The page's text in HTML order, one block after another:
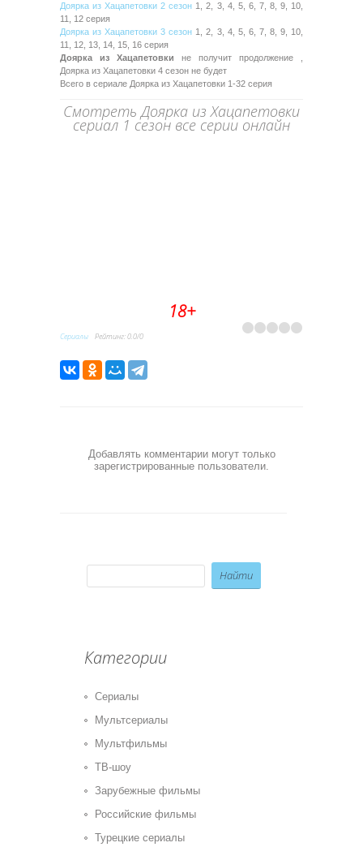
Доярка из Хацапетовки 2 сезон 1, 2, 3, 4, 5, 6, 7, 8, 9, 10,
11, 12 серия
Доярка из Хацапетовки 3 сезон 1, 2, 3, 4, 5, 6, 7, 8, 9, 10,
11, 12, 13, 14, 15, 16 серия
Доярка из Хацапетовки не получит продолжение ,
Доярка из Хацапетовки 4 сезон не будет
Всего в сериале Доярка из Хацапетовки 1-32 серия
Смотреть Доярка из Хацапетовки
сериал 1 сезон все серии онлайн
18+
Сериалы Рейтинг:0.0/0
Добавлять комментарии могут только
зарегистрированные пользователи.
Категории
Сериалы
Мультсериалы
Мультфильмы
ТВ-шоу
Зарубежные фильмы
Российские фильмы
Турецкие сериалы